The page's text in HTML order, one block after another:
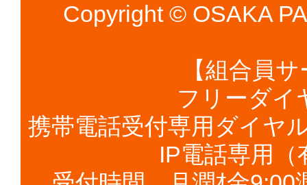
Copyright © OSAKA
【組合員
フリーダイ
携帯電話受付専用ダイヤ
IP電話専用（